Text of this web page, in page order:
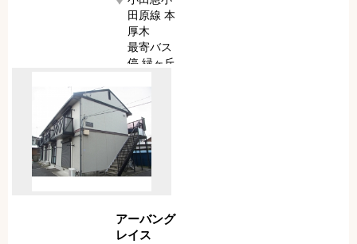
田原線 本
厚木
最寄バス
停 緑ヶ丘
らバスで
9分
最寄バス
停から徒
歩で 5分
アーバング
レイス